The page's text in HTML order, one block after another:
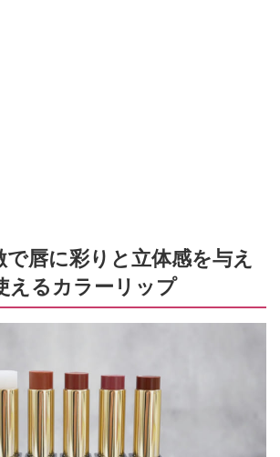
唇に彩りと立体感を与え
えるカラーリップ